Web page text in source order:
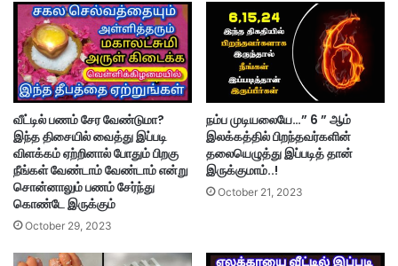
வீட்டில் பணம் சேர வேண்டுமா?
இந்த திசையில் வைத்து இப்படி
விளக்கம் ஏற்றினால் போதும் பிறகு
நீங்கள் வேண்டாம் வேண்டாம் என்று
சொன்னாலும் பணம் சேர்ந்து
கொண்டே இருக்கும்
October 29, 2023
நம்ப முடியலையே…” 6 ” ஆம்
இலக்கத்தில் பிறந்தவர்களின்
தலையெழுத்து இப்படித் தான்
இருக்குமாம்..!
October 21, 2023